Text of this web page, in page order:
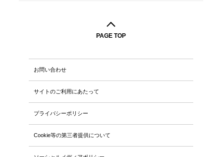
PAGE TOP
お問い合わせ
サイトのご利用にあたって
プライバシーポリシー
Cookie等の第三者提供について